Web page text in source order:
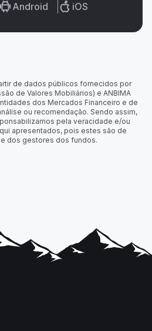
Android iOS
de dados públicos fornecidos por
de Valores Mobiliários) e ANBIMA
dos Mercados Financeiro e de
ou recomendação. Sendo assim,
pela veracidade e/ou
apresentados, pois estes são de
dos gestores dos fundos.